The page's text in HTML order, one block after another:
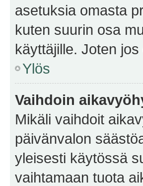
asetuksia omasta
kuten suurin osa
käyttäjille. Joten
Ylös
Vaihdoin
Mikäli vaihdoit
päivänvalon
yleisesti käytössä
vaihtamaan tuota